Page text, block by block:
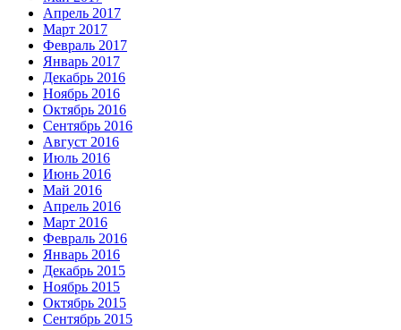
Апрель 2017
Март 2017
Февраль 2017
Январь 2017
Декабрь 2016
Ноябрь 2016
Октябрь 2016
Сентябрь 2016
Август 2016
Июль 2016
Июнь 2016
Май 2016
Апрель 2016
Март 2016
Февраль 2016
Январь 2016
Декабрь 2015
Ноябрь 2015
Октябрь 2015
Сентябрь 2015